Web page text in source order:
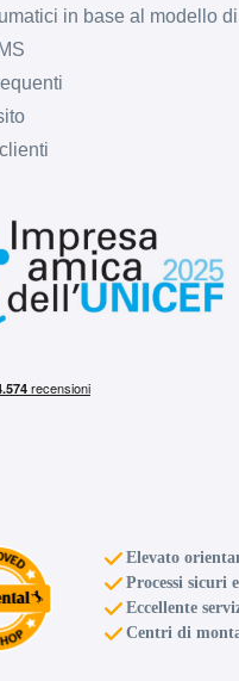
in base al modello
Elevato
Processi sicuri
Eccellente
Centri di